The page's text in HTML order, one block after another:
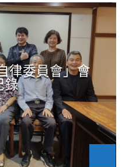
律委員會」會
錄